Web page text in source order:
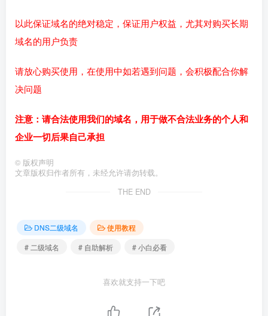
以此保证域名的绝对稳定，保证用户权益，尤其对购买长期
域名的用户负责
请放心购买使用，在使用中如若遇到问题，会积极配合你解
决问题
注意： 请合法使用我们的域名，用于做不合法业务的个人和
企业一切后果自己承担
© 版权声明
文章版权归作者所有，未经允许请勿转载。
THE END
DNS二级域名
使用教程
# 二级域名
# 自助解析 # 小白必看
喜欢就支持一下吧